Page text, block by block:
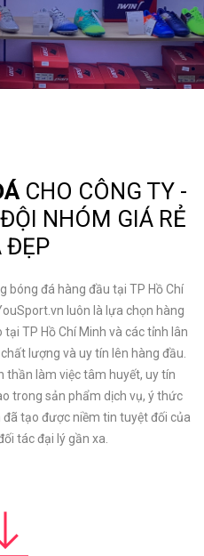
CHO CÔNG TY -
NHÓM GIÁ RẺ
ĐẸP
bóng đá hàng đầu tại TP Hồ Chí
luôn là lựa chọn hàng
TP Hồ Chí Minh và các tỉnh lân
lượng và uy tín lên hàng đầu.
thần làm việc tâm huyết, uy tín
trong sản phẩm dịch vụ, ý thức
tạo được niềm tin tuyệt đối của
tác đại lý gần xa.